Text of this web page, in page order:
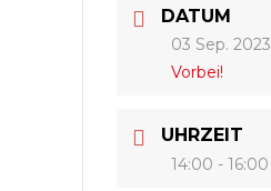
DATUM
03 Sep. 2023
Vorbei!
UHRZEIT
14:00 - 16:00